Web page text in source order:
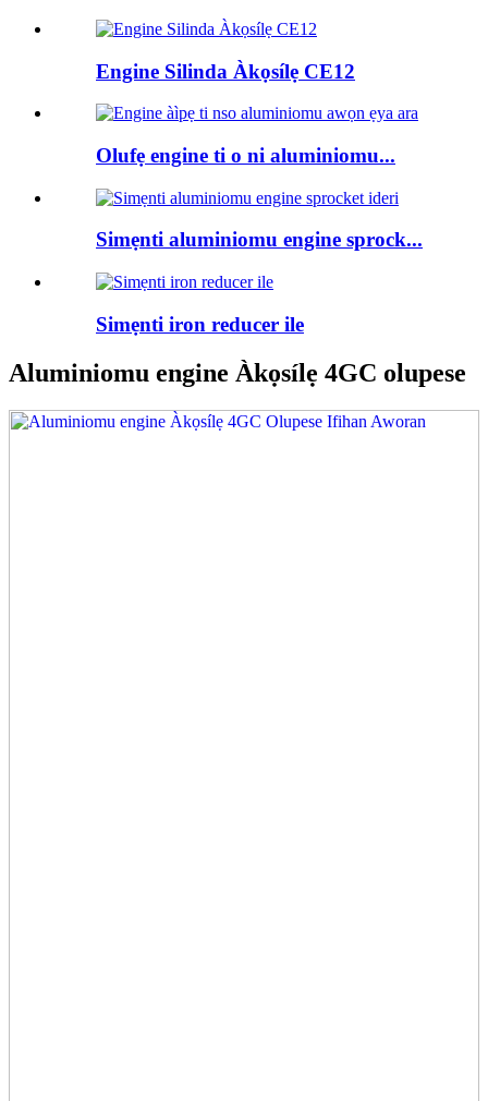
Engine Silinda Àkọsílẹ CE12
Olufẹ engine ti o ni aluminiomu...
Simẹnti aluminiomu engine sprock...
Simẹnti iron reducer ile
Aluminiomu engine Àkọsílẹ 4GC olupese